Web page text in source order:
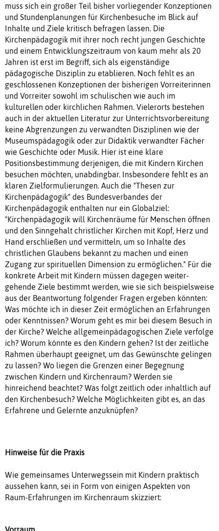
muss sich ein großer Teil bisher vorliegender Konzeptionen
und Stundenplanungen für Kirchenbesuche im Blick auf
Inhalte und Ziele kritisch befragen lassen. Die
Kirchenpädagogik mit ihrer noch recht jungen Geschichte
und einem Entwicklungszeitraum von kaum mehr als 20
Jahren ist erst im Begriff, sich als eigenständige
pädagogische Disziplin zu etablieren. Noch fehlt es an
geschlossenen Konzeptionen der bisherigen Vorreiterinnen
und Vorreiter sowohl im schulischen wie auch im
kulturellen oder kirchlichen Rahmen. Vielerorts bestehen
auch in der aktuellen Literatur zur Unterrichtsvorbereitung
keine Abgrenzungen zu verwandten Disziplinen wie der
Museumspädagogik oder zur Didaktik verwandter Fächer
wie Geschichte oder Musik. Hier ist eine klare
Positionsbestimmung derjenigen, die mit Kindern Kirchen
besuchen möchten, unabdingbar. Insbesondere fehlt es an
klaren Zielformulierungen. Auch die "Thesen zur
Kirchenpädagogik" des Bundesverbandes der
Kirchenpädagogik enthalten nur ein Globalziel:
"Kirchenpädagogik will Kirchenräume für Menschen öffnen
und den Sinngehalt christlicher Kirchen mit Kopf, Herz und
Hand erschließen und vermitteln, um so Inhalte des
christlichen Glaubens bekannt zu machen und einen
Zugang zur spirituellen Dimension zu ermöglichen." Für die
konkrete Arbeit mit Kindern müssen dagegen weiter-
gehende Ziele bestimmt werden, wie sie sich beispielsweise
aus der Beantwortung folgender Fragen ergeben könnten:
Was möchte ich in dieser Zeit ermöglichen an Erfahrungen
oder Kenntnissen? Worum geht es mir bei diesem Besuch in
der Kirche? Welche allgemeinpädagogischen Ziele verfolge
ich? Worum könnte es den Kindern gehen? Ist der zeitliche
Rahmen überhaupt geeignet, um das Gewünschte gelingen
zu lassen? Wo liegen die Grenzen einer Begegnung
zwischen Kindern und Kirchenraum? Werden sie
hinreichend beachtet? Was folgt zeitlich oder inhaltlich auf
den Kirchenbesuch? Welche Möglichkeiten gibt es, an das
Erfahrene und Gelernte anzuknüpfen?
Hinweise für die Praxis
Wie gemeinsames Unterwegssein mit Kindern praktisch
aussehen kann, sei in Form von einigen Aspekten von
Raum-Erfahrungen im Kirchenraum skizziert: